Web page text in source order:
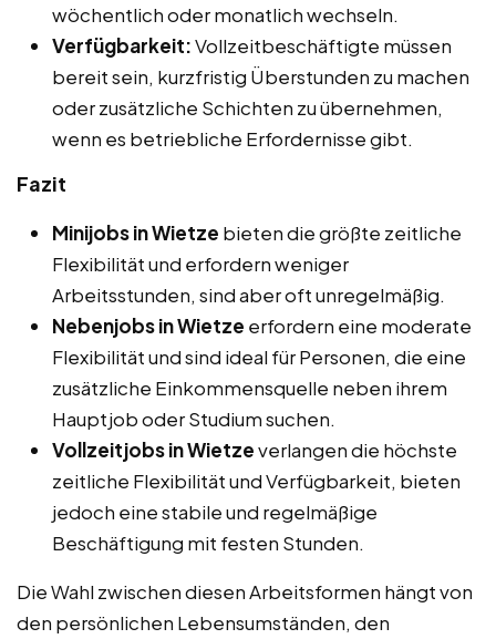
wöchentlich oder monatlich wechseln.
Verfügbarkeit:Vollzeitbeschäftigte müssen
bereit sein, kurzfristig Überstunden zu machen
oder zusätzliche Schichten zu übernehmen,
wenn es betriebliche Erfordernisse gibt.
Fazit
Minijobs in Wietze bieten die größte zeitliche
Flexibilität und erfordern weniger
Arbeitsstunden, sind aber oft unregelmäßig.
Nebenjobs in Wietze erfordern eine moderate
Flexibilität und sind ideal für Personen, die eine
zusätzliche Einkommensquelle neben ihrem
Hauptjob oder Studium suchen.
Vollzeitjobs in Wietzeverlangen die höchste
zeitliche Flexibilität und Verfügbarkeit, bieten
jedoch eine stabile und regelmäßige
Beschäftigung mit festen Stunden.
Die Wahl zwischen diesen Arbeitsformen hängt von
den persönlichen Lebensumständen, den